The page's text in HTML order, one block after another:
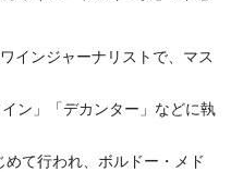
インジャーナリストで、マス
ン」「デカンター」などに執
て行われ、ボルドー・メド